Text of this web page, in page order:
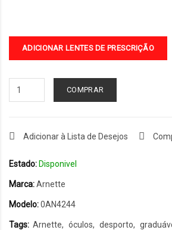
ADICIONAR LENTES DE PRESCRIÇÃO
COMPRAR
Adicionar à Lista de Desejos
Estado: Disponivel
Marca:Arnette
Modelo:0AN4244
Tags: Arnette óculos desporto